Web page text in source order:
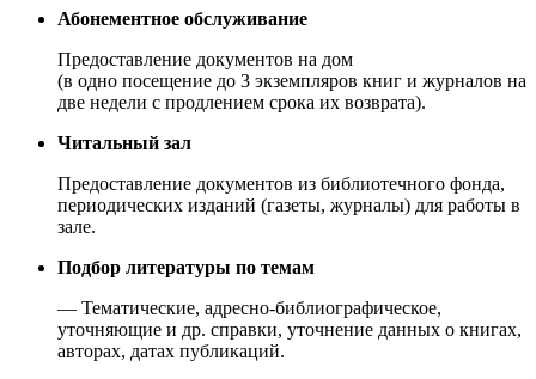
Абонементное обслуживание
Предоставление документов на дом
(в одно посещение до 3 экземпляров книг и журналов на
две недели с продлением срока их возврата).
Читальный зал
Предоставление документов из библиотечного фонда,
периодических изданий (газеты, журналы) для работы в
зале.
Подбор литературы по темам
— Тематические, адресно-библиографическое,
уточняющие и др. справки, уточнение данных о книгах,
авторах, датах публикаций.